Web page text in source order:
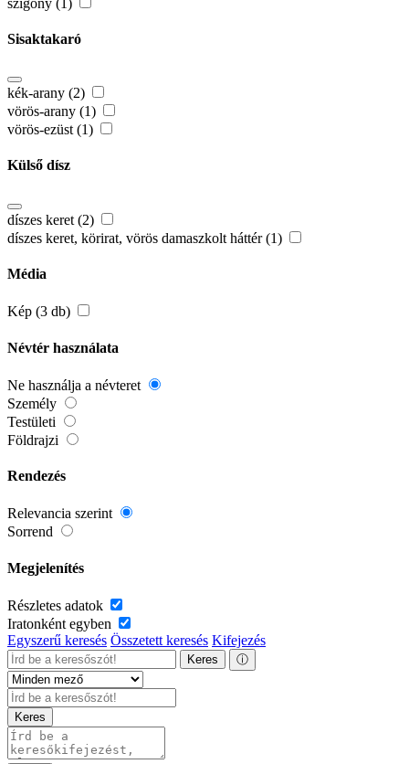
Sisaktakaró
kék-arany (2)
vörös-arany (1)
vörös-ezüst (1)
Külső dísz
díszes keret (2)
díszes keret, körirat, vörös damaszkolt háttér (1)
Média
Kép (3 db)
Névtér használata
Ne használja a névteret
Személy
Testületi
Földrajzi
Rendezés
Relevancia szerint
Sorrend
Megjelenítés
Részletes adatok
Iratonként egyben
Egyszerű keresés Összetett keresés Kifejezés
Keres ⓘ
Keres